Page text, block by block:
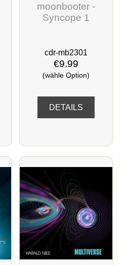
moonbooter -
Syncope 1
cdr-mb2301
€9.99
(wähle Option)
DETAILS